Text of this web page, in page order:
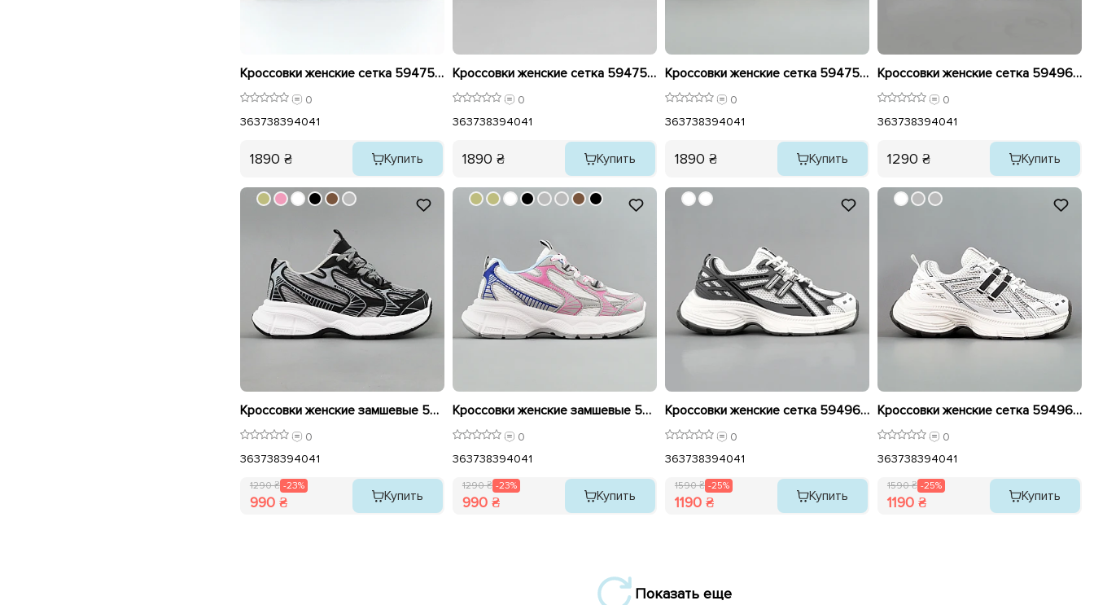
Кроссовки женские сетка 594751 Темно-серые.
0
363738394041
1890 ₴ Купить
Кроссовки женские сетка 594752 Серебристо серые
0
363738394041
1890 ₴ Купить
Кроссовки женские сетка 594753 Серебристо-белые
0
363738394041
1890 ₴ Купить
Кроссовки женские сетка 594963 Белые
0
363738394041
1290 ₴ Купить
Кроссовки женские замшевые 594959 Черные с серым распродажа
0
363738394041
1290 ₴ -23%
990 ₴ Купить
Кроссовки женские замшевые 594960 Белые розовые распродажа
0
363738394041
1290 ₴ -23%
990 ₴ Купить
Кроссовки женские сетка 594964 Серые распродажа
0
363738394041
1590 ₴ -25%
1190 ₴ Купить
Кроссовки женские сетка 594965 Белые распродажа
0
363738394041
1590 ₴ -25%
1190 ₴ Купить
Показать еще